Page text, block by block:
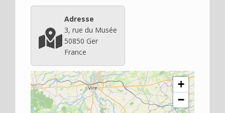
Adresse
3, rue du Musée
50850 Ger
France
+
−